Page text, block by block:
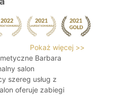
Pokaż więcej >>
Barbara
salon
szereg usług z
oferuje zabiegi